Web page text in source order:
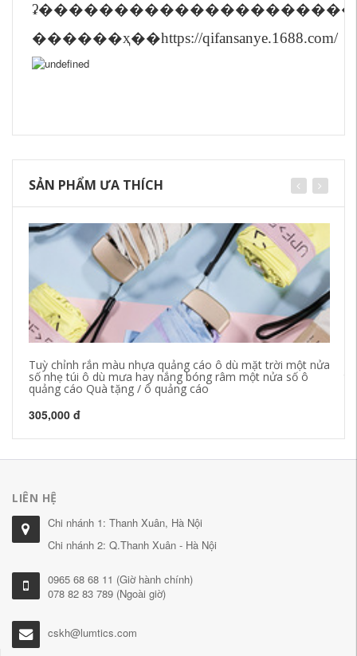
������ҳ��https://qifansanye.1688.com/
SẢN PHẨM ƯA THÍCH
Tuỳ chỉnh rắn màu nhựa quảng cáo ô dù mặt trời một nửa
số nhẹ túi ô dù mưa hay nắng bóng râm một nửa số ô
quảng cáo Quà tặng / ô quảng cáo
305,000 đ
LIÊN HỆ
Chi nhánh 1: Thanh Xuân, Hà Nội
Chi nhánh 2: Q.Thanh Xuân - Hà Nội
0965 68 68 11 (Giờ hành chính)
078 82 83 789 (Ngoài giờ)
cskh@lumtics.com